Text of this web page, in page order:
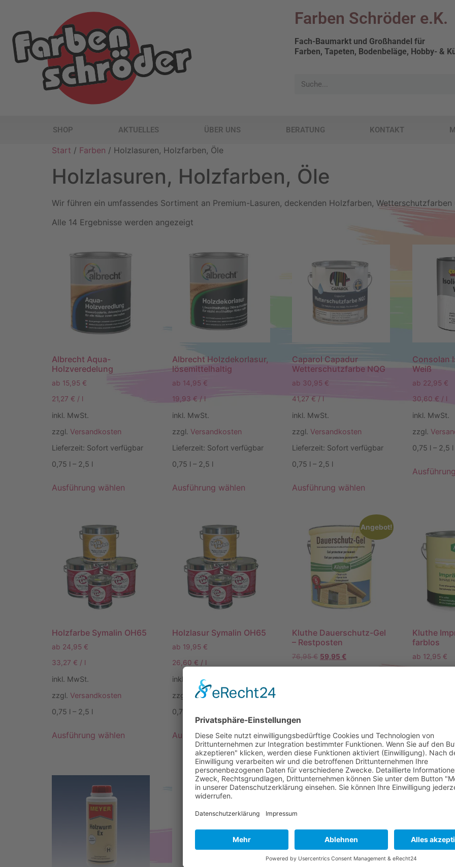
Farben Schröder e.K.
Fach-Baumarkt und Großhandel für
Farben, Tapeten, Bodenbeläge, Hobby- &
SHOP AKTUELLES ÜBER UNS BERATUNG KONTAKT
Start / Farben / Holzlasuren, Holzfarben, Öle
Holzlasuren, Holzfarben, Öle
Wir führen ein umfassendes Sortiment an Premium-Lasuren, deckenden Holzfarben,
Alle 14 Ergebnisse werden angezeigt
Albrecht Aqua-
Holzveredelung
ab 15,95 €
21,27 € / l
inkl. MwSt.
zzgl. Versandkosten
Lieferzeit: Sofort verfügbar
0,75 l – 2,5 l
Ausführung wählen
Albrecht Holzdekorlasur,
lösemittelhaltig
ab 14,95 €
19,93 € / l
inkl. MwSt.
zzgl. Versandkosten
Lieferzeit: Sofort verfügbar
0,75 l – 2,5 l
Ausführung wählen
Caparol Capadur
Wetterschutzfarbe NQG
ab 30,95 €
41,27 € / l
inkl. MwSt.
zzgl. Versandkosten
Lieferzeit: Sofort verfügbar
0,75 l – 2,5 l
Ausführung wählen
Consolan
Weiß
ab 22,95 €
30,60 € / l
inkl. MwSt.
zzgl.
0,75 l – 2,5 l
Holzfarbe Symalin OH65
ab 24,95 €
33,27 € / l
inkl. MwSt.
zzgl. Versandkosten
0,75 l – 2,5 l
Ausführung wählen
Holzlasur Symalin OH65
ab 19,95 €
26,60 € / l
inkl. MwSt.
zzgl.
Versandkosten
0,75
Ausführung wählen
Angebot!
Kluthe Dauerschutz-Gel
– Restposten
76,95€ 59,95 €
5l
Ausführung wählen
Kluthe
farblos
ab 12,95 €